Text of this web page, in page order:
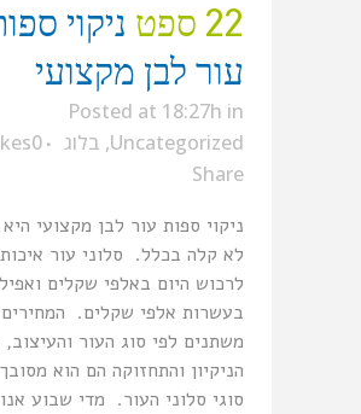
22 ספט
ניקוי
עור לבן מקצועי
Posted at 18:27h in
Uncategorized
, בלוג 0
Share
ניקוי ספות עור לבן מקצועי
לא קלה בכלל. סלוני עור
לרכוש היום באלפי שקלים
בעשרות אלפי שקלים. המחירים
משתנים לפי סוג העור
הניקיון והתחזוקה הם הוא
סוגי סלוני העור. מדי שבוע